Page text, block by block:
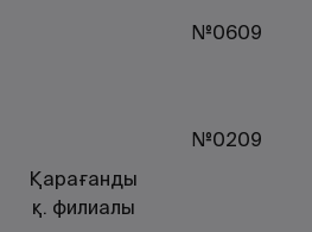
Қарағанды
қ. филиалы
№0609
№0209